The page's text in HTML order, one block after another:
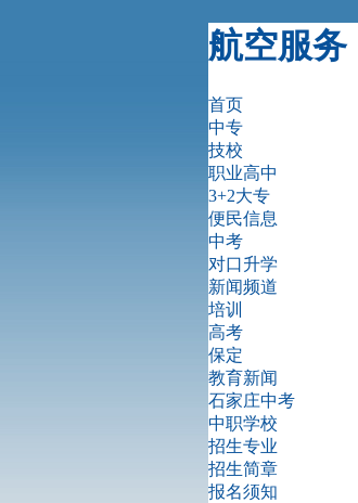
航空服务
首页
中专
技校
职业高中
3+2大专
便民信息
中考
对口升学
新闻频道
培训
高考
保定
教育新闻
石家庄中考
中职学校
招生专业
招生简章
报名须知